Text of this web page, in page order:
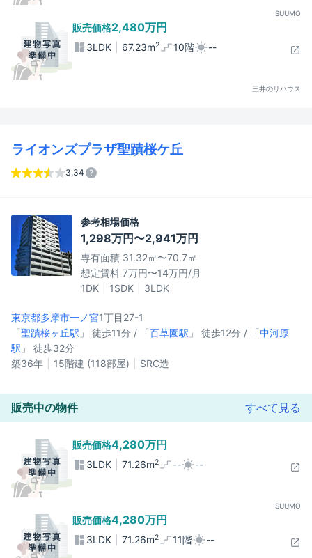
SUUMO
販売価格2,480万円
3LDK 67.23m2 10階 --
三井のリハウス
ライオンズプラザ聖蹟桜ケ丘
3.34
参考相場価格
1,298万円〜2,941万円
専有面積 31.32㎡〜70.7㎡
想定賃料 7万円〜14万円/月
1DK
1SDK 3LDK
東京都多摩市一ノ宮1丁目27-1
「聖蹟桜ヶ丘駅 」 徒歩11分 / 「百草園駅 」 徒歩12分 / 「中河原
駅 」 徒歩32分
築36年
15階建 (118部屋) SRC造
販売中の物件 すべて見る
販売価格4,280万円
3LDK 71.26m2 -- --
SUUMO
販売価格4,280万円
3LDK 71.26m2 11階 --